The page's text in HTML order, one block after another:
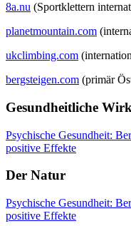
8a.nu (Sportklettern
planetmountain.com
ukclimbing.com
bergsteigen.com (primär
Gesundheitliche
Psychische Gesundheit:
positive Effekte
Der Natur
Psychische Gesundheit:
positive Effekte